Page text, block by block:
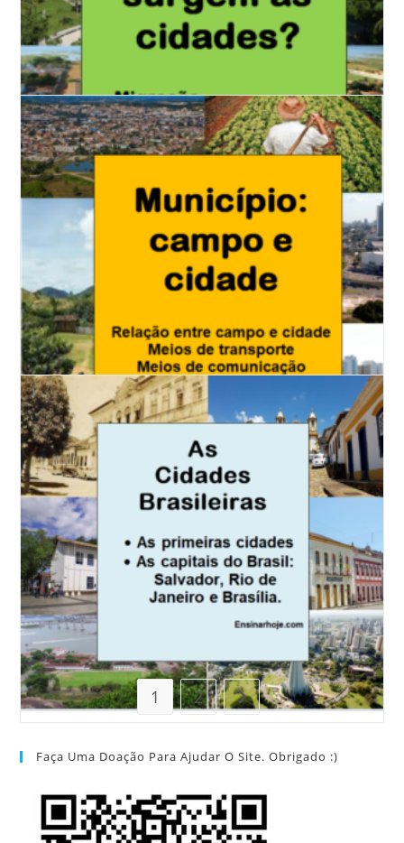
1 2 Ir para a próxima página
Faça Uma Doação Para Ajudar O Site. Obrigado :)